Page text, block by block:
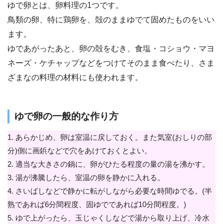
ゆで卵とは、卵料理の1つです。
鳥類の卵、特に鶏卵を、殻のままゆでて固めたものをいい
ます。
ゆであがったあと、卵の殻をむき、食塩・コショウ・マヨ
ネーズ・ケチャップなどをつけてそのまま食べたり、さま
ざまなの料理の材料にも使われます。
ゆで卵の一般的な作り方
1. あらかじめ、卵は室温に戻しておく。また気室(おしりの部
分)側に画鋲などで穴をあけておくとよい。
2. 適当な大きさの鍋に、卵がひたる程度の量の湯を沸かす。
3. 湯が沸騰したら、室温の卵を静かに入れる。
4. さいばしなどで静かに転がしながら必要な時間ゆでる。(半
熟であれば6分間程度、固ゆでであれば10分間程度。)
5. ゆで上がったら、玉じゃくしなどで湯から取り上げ、冷水